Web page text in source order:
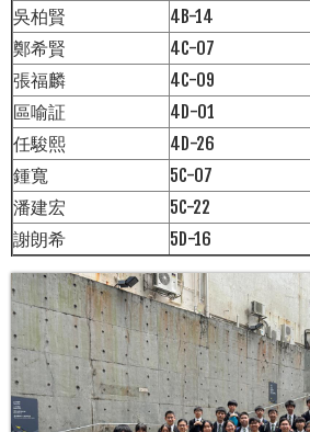
吳柏賢
4B-14
鄭希賢
4C-07
張福麟
4C-09
區喻証
4D-01
任駿熙
4D-26
鍾寬
5C-07
潘建宏
5C-22
謝朗希
5D-16